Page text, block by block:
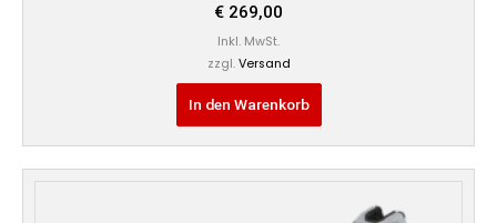
€ 269,00
Inkl. MwSt.
zzgl. Versand
In den Warenkorb